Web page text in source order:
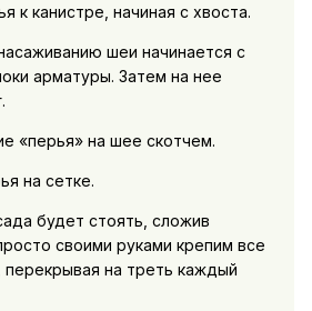
к канистре, начиная с хвоста.
шеи начинается с
арматуры. Затем на нее
«перья» на шее скотчем.
на сетке.
будет стоять, сложив
своими руками крепим все
на треть каждый